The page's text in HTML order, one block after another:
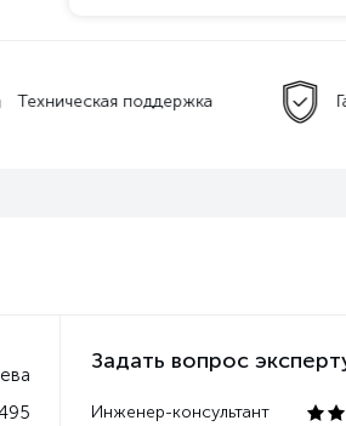
Техническая поддержка
Задать вопрос
Инженер-консультант